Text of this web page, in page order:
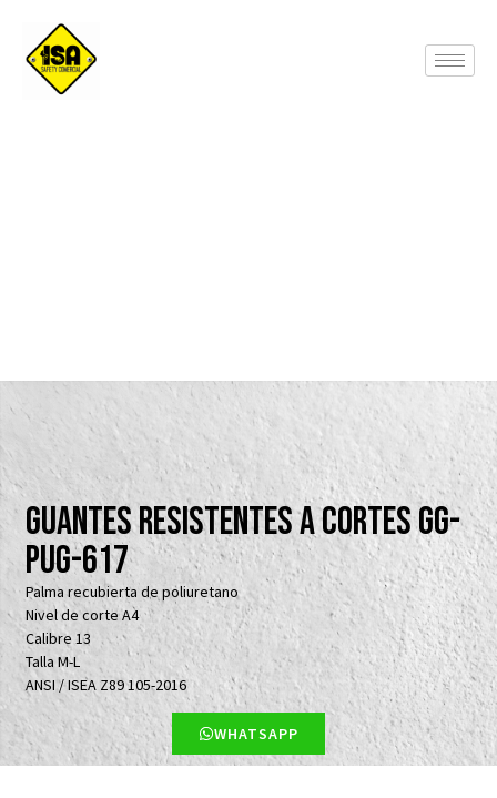
Guantes resistentes a cortes GG-
PUG-617
Palma recubierta de poliuretano
Nivel de corte A4
Calibre 13
Talla M-L
ANSI / ISEA Z89 105-2016
WHATSAPP